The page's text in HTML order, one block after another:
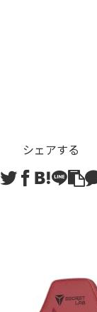
シェアする